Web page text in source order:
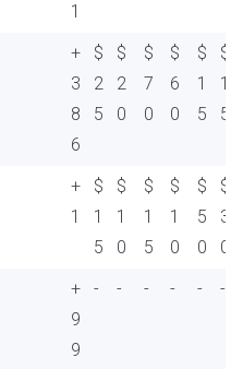
1
+
3
8
6
$
2
5
$
2
0
$
7
0
$
6
0
$
1
5
$
1
5
+
1
$
1
5
$
1
0
$
1
5
$
1
0
$
5
0
$
3
0
+
9
9
- - - - - -